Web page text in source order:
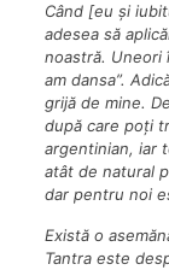
Când [eu și
adesea să
noastră. Uneori
am dansa”.
grijă de mine.
după care poți
argentinian, iar
atât de natural
dar pentru noi
Există o
Tantra este